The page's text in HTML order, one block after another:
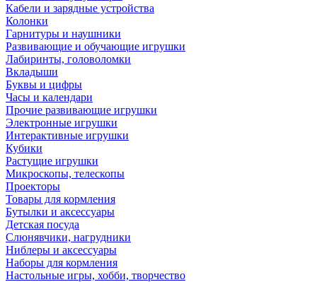
Кабели и зарядные устройства
Колонки
Гарнитуры и наушники
Развивающие и обучающие игрушки
Лабиринты, головоломки
Вкладыши
Буквы и цифры
Часы и календари
Прочие развивающие игрушки
Электронные игрушки
Интерактивные игрушки
Кубики
Растущие игрушки
Микроскопы, телескопы
Проекторы
Товары для кормления
Бутылки и аксессуары
Детская посуда
Слюнявчики, нагрудники
Ниблеры и аксессуары
Наборы для кормления
Настольные игры, хобби, творчество